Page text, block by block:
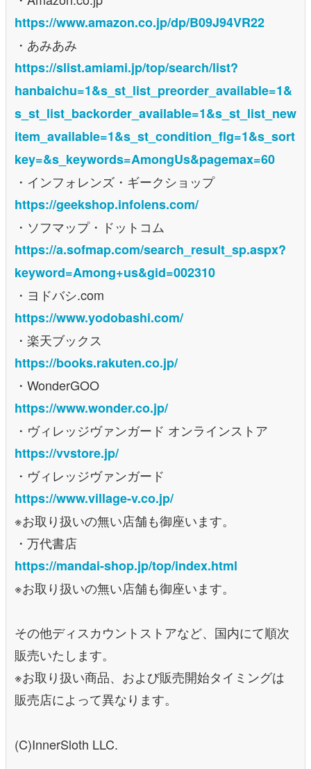
https://www.amazon.co.jp/dp/B09J94VR22
・あみあみ
https://slist.amiami.jp/top/search/list?
hanbaichu=1&s_st_list_preorder_available=1&
s_st_list_backorder_available=1&s_st_list_new
item_available=1&s_st_condition_flg=1&s_sort
key=&s_keywords=AmongUs&pagemax=60
・インフォレンズ・ギークショップ
https://geekshop.infolens.com/
・ソフマップ・ドットコム
https://a.sofmap.com/search_result_sp.aspx?
keyword=Among+us&gid=002310
・ヨドバシ.com
https://www.yodobashi.com/
・楽天ブックス
https://books.rakuten.co.jp/
・WonderGOO
https://www.wonder.co.jp/
・ヴィレッジヴァンガード オンラインストア
https://vvstore.jp/
・ヴィレッジヴァンガード
https://www.village-v.co.jp/
※お取り扱いの無い店舗も御座います。
・万代書店
https://mandai-shop.jp/top/index.html
※お取り扱いの無い店舗も御座います。
その他ディスカウントストアなど、国内にて順次
販売いたします。
※お取り扱い商品、および販売開始タイミングは
販売店によって異なります。
(C)InnerSloth LLC.